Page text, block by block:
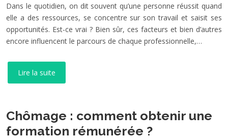
Dans le quotidien, on dit souvent qu’une personne réussit quand
elle a des ressources, se concentre sur son travail et saisit ses
opportunités. Est-ce vrai ? Bien sûr, ces facteurs et bien d’autres
encore influencent le parcours de chaque professionnelle,…
Lire la suite
Chômage : comment obtenir une
formation rémunérée ?